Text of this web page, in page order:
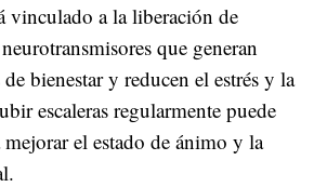
vinculado a la liberación de
que generan
de bienestar y reducen el estrés y la
escaleras regularmente puede
el estado de ánimo y la